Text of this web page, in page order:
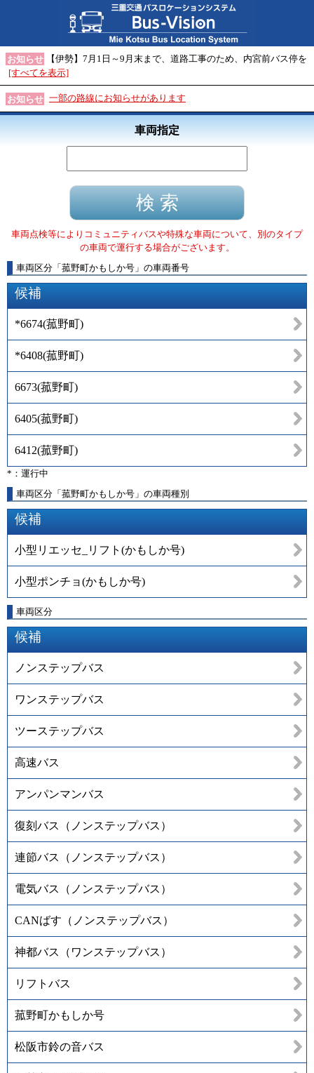
お知らせ
【伊勢】7月1日～9月末まで、道路工事のため、内宮前バス停を
[すべてを表示]
お知らせ 一部の路線にお知らせがあります
車両指定
車両点検等によりコミュニティバスや特殊な車両について、別のタイプ
の車両で運行する場合がございます。
車両区分 「 菰野町かもしか号 」 の車両番号
候補
*6674(菰野町)
*6408(菰野町)
6673(菰野町)
6405(菰野町)
6412(菰野町)
*：運行中
車両区分「菰野町かもしか号」の車両種別
候補
小型リエッセ_リフト(かもしか号)
小型ポンチョ(かもしか号)
車両区分
候補
ノンステップバス
ワンステップバス
ツーステップバス
高速バス
アンパンマンバス
復刻バス（ノンステップバス）
連節バス（ノンステップバス）
電気バス（ノンステップバス）
CANばす（ノンステップバス）
神都バス（ワンステップバス）
リフトバス
菰野町かもしか号
松阪市鈴の音バス